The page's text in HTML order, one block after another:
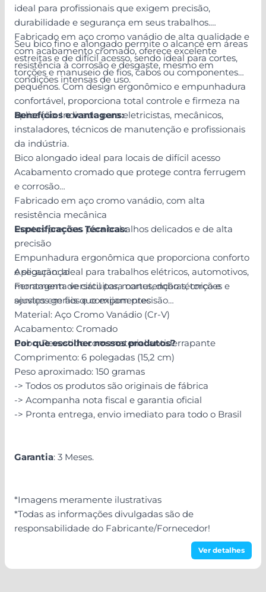
Ver detalhes
ideal para profissionais que exigem precisão,
durabilidade e segurança em seus trabalhos.
Fabricado em aço cromo vanádio de alta qualidade e
com acabamento cromado, oferece excelente
resistência à corrosão e desgaste, mesmo em
condições intensas de uso.
Seu bico fino e alongado permite o alcance em áreas
estreitas e de difícil acesso, sendo ideal para cortes,
torções e manuseio de fios, cabos ou componentes
pequenos. Com design ergonômico e empunhadura
confortável, proporciona total controle e firmeza na
aplicação. Indicado para eletricistas, mecânicos,
instaladores, técnicos de manutenção e profissionais
da indústria.
Benefícios e vantagens:
Bico alongado ideal para locais de difícil acesso
Acabamento cromado que protege contra ferrugem
e corrosão
Fabricado em aço cromo vanádio, com alta
resistência mecânica
Pontas precisas para trabalhos delicados e de alta
precisão
Empunhadura ergonômica que proporciona conforto
e segurança
Ferramenta versátil para cortes, dobras, torções e
ajustes em fios e componentes
Especificações Técnicas:
Aplicação: Ideal para trabalhos elétricos, automotivos,
montagem de circuitos, manutenção técnica e
serviços gerais que exijam precisão
Material: Aço Cromo Vanádio (Cr-V)
Acabamento: Cromado
Cabo: Revestido com material antiderrapante
Comprimento: 6 polegadas (15,2 cm)
Peso aproximado: 150 gramas
Por que escolher nossos produtos?
-> Todos os produtos são originais de fábrica
-> Acompanha nota fiscal e garantia oficial
-> Pronta entrega, envio imediato para todo o Brasil
Garantia: 3 Meses.
*Imagens meramente ilustrativas
*Todas as informações divulgadas são de
responsabilidade do Fabricante/Fornecedor!